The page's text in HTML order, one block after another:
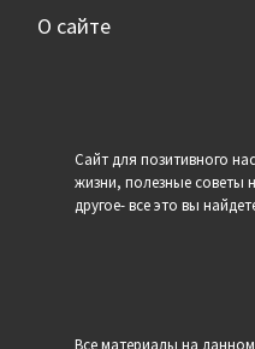
О сайте
Сайт для позитивного
жизни, полезные советы
другое- все это вы